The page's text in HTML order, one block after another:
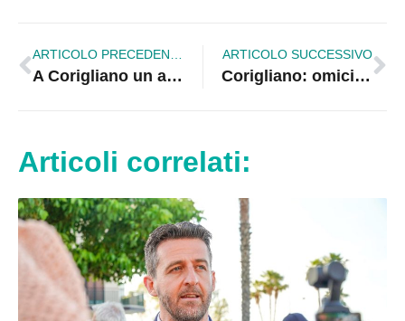
ARTICOLO PRECEDENTE
A Corigliano un arresto per detenzione di hashish
ARTICOLO SUCCESSIVO
Corigliano: omicidio Fabiana, Davide condannato a 18 anni di reclusione
Articoli correlati: